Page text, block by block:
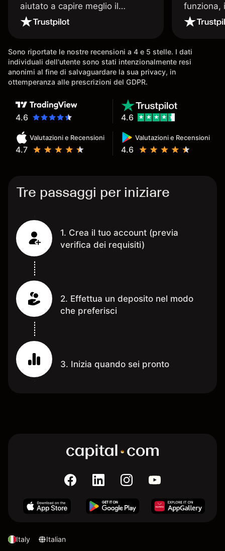
aiutato a capire meglio il
trading. La consiglio a chi parte
senza esperienza.
funziona,
Davide e'
spiega
Sono riportate le nostre recensioni a 4 e 5 stelle. I dati
individuali dell'utente sono stati intenzionalmente resi
anonimi al fine di salvaguardare la sua privacy, in
ottemperanza alle prescrizioni del GDPR.
4.6
Valutazioni e Recensioni
4.7
Valutazioni e Recensioni
4.6
4.6
Tre passaggi per iniziare
1. Crea il tuo account (previa
verifica dei requisiti)
2. Effettua un deposito nel modo
che preferisci
3. Inizia quando sei pronto
Italy Italian